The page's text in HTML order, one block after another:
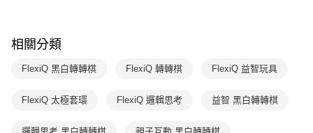
用戶於交易時，得透過本服務購買商品或服務，並由商店將買賣／分期付款
2.基於同意付款使用「大哥付你分期」之契約關係目的，商店將以您的個人
由本公司與您本人進行分期帳單所需資料之確認、核對及更正。
3.完整用戶服務條款，請詳閱以下連結：https://oppay.tw/userRule
※ 請注意：結帳手續完成當下不需立刻繳費，但若您需要取消訂單，請聯絡
購買商品的店家。未經商家同意取消之訂單仍視為有效，需透過AFTEE先享
後付繳納相關費用。
※ 交易是否成功請以「AFTEE先享後付 」之結帳頁面顯示為準，若有關於
客戶支援中心」https://netprotections.freshdesk.com/support/home
【注意事項】
每筆NT$70，滿NT$800(含以上)免運費
離島宅配（澎湖、金門、馬祖、小琉球；不適用於郵局i郵箱）
每筆NT$200
相關分類
FlexiQ 黑白轉轉棋 FlexiQ 轉轉棋 FlexiQ 益智玩具
FlexiQ 太極套環 FlexiQ 邏輯思考 益智 黑白轉轉棋